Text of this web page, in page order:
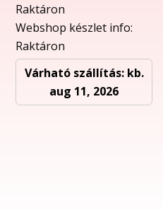
Raktáron
Webshop készlet info:
Raktáron
Várható szállítás: kb.
aug 11, 2026